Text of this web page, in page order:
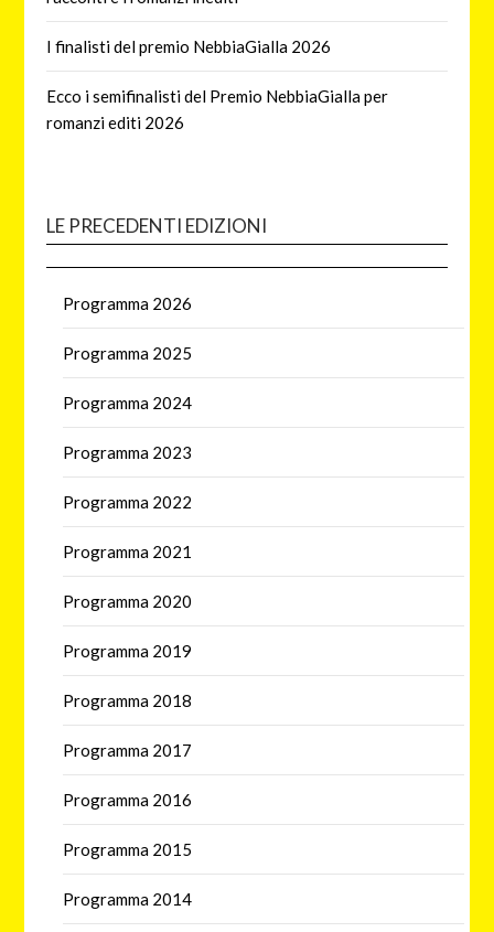
I finalisti del premio NebbiaGialla 2026
Ecco i semifinalisti del Premio NebbiaGialla per
romanzi editi 2026
LE PRECEDENTI EDIZIONI
Programma 2026
Programma 2025
Programma 2024
Programma 2023
Programma 2022
Programma 2021
Programma 2020
Programma 2019
Programma 2018
Programma 2017
Programma 2016
Programma 2015
Programma 2014